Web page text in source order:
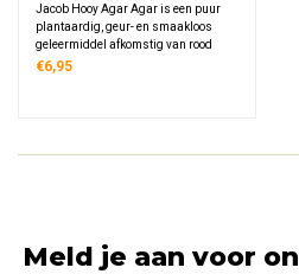
Jacob Hooy Agar Agar is een puur
plantaardig, geur- en smaakloos
geleermiddel afkomstig van rood
zeewier, waarmee je eenvoudig
€6,95
Meld je aan voor